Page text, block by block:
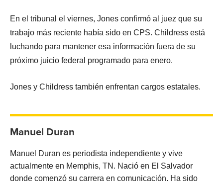
En el tribunal el viernes, Jones confirmó al juez que su
trabajo más reciente había sido en CPS. Childress está
luchando para mantener esa información fuera de su
próximo juicio federal programado para enero.
Jones y Childress también enfrentan cargos estatales.
Manuel Duran
Manuel Duran es periodista independiente y vive
actualmente en Memphis, TN. Nació en El Salvador
donde comenzó su carrera en comunicación. Ha sido